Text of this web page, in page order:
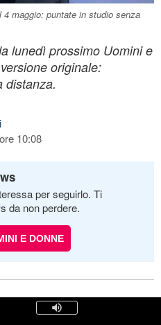
4 maggio: puntate in studio senza
lunedì prossimo Uomini e
originale:
distanza.
10:08
per seguirlo. Ti
da non perdere.
E DONNE